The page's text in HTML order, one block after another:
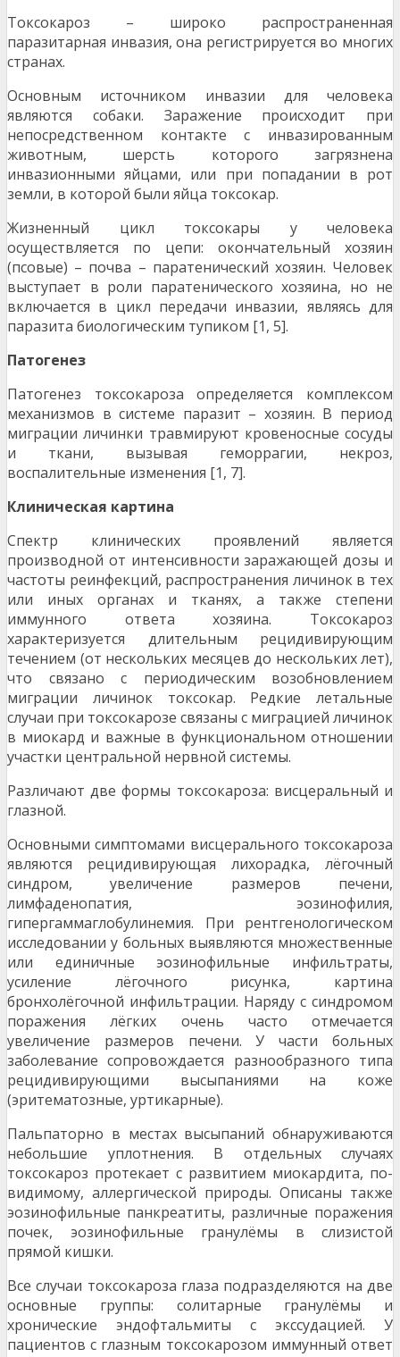
Токсокароз – широко распространенная
паразитарная инвазия, она регистрируется во многих
странах.
Основным источником инвазии для человека
являются собаки. Заражение происходит при
непосредственном контакте с инвазированным
животным, шерсть которого загрязнена
инвазионными яйцами, или при попадании в рот
земли, в которой были яйца токсокар.
Жизненный цикл токсокары у человека
осуществляется по цепи: окончательный хозяин
(псовые) – почва – паратенический хозяин. Человек
выступает в роли паратенического хозяина, но не
включается в цикл передачи инвазии, являясь для
паразита биологическим тупиком [1, 5].
Патогенез
Патогенез токсокароза определяется комплексом
механизмов в системе паразит – хозяин. В период
миграции личинки травмируют кровеносные сосуды
и ткани, вызывая геморрагии, некроз,
воспалительные изменения [1, 7].
Клиническая картина
Спектр клинических проявлений является
производной от интенсивности заражающей дозы и
частоты реинфекций, распространения личинок в тех
или иных органах и тканях, а также степени
иммунного ответа хозяина. Токсокароз
характеризуется длительным рецидивирующим
течением (от нескольких месяцев до нескольких лет),
что связано с периодическим возобновлением
миграции личинок токсокар. Редкие летальные
случаи при токсокарозе связаны с миграцией личинок
в миокард и важные в функциональном отношении
участки центральной нервной системы.
Различают две формы токсокароза: висцеральный и
глазной.
Основными симптомами висцерального токсокароза
являются рецидивирующая лихорадка, лёгочный
синдром, увеличение размеров печени,
лимфаденопатия, эозинофилия,
гипергаммаглобулинемия. При рентгенологическом
исследовании у больных выявляются множественные
или единичные эозинофильные инфильтраты,
усиление лёгочного рисунка, картина
бронхолёгочной инфильтрации. Наряду с синдромом
поражения лёгких очень часто отмечается
увеличение размеров печени. У части больных
заболевание сопровождается разнообразного типа
рецидивирующими высыпаниями на коже
(эритематозные, уртикарные).
Пальпаторно в местах высыпаний обнаруживаются
небольшие уплотнения. В отдельных случаях
токсокароз протекает с развитием миокардита, по-
видимому, аллергической природы. Описаны также
эозинофильные панкреатиты, различные поражения
почек, эозинофильные гранулёмы в слизистой
прямой кишки.
Все случаи токсокароза глаза подразделяются на две
основные группы: солитарные гранулёмы и
хронические эндофтальмиты с экссудацией. У
пациентов с глазным токсокарозом иммунный ответ